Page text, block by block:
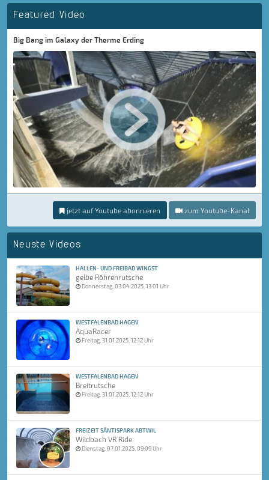
Featured Video
Big Bang im Galaxy der Therme Erding
jetzt auf Youtube abonnieren zum Youtube-Kanal
Neuste Videos
HALLEN- UND FREIBAD WINGST
gelbe Röhrenrutsche
Donnerstag, 03.04.2025, 13:01 Uhr
WESTFALENBAD HAGEN
AquaRacer
Freitag, 31.01.2025, 12:12 Uhr
WESTFALENBAD HAGEN
Breitrutsche
Freitag, 31.01.2025, 12:12 Uhr
FREIZEIT SÄNTISPARK ABTWIL
Wildbach VR Ride
Dienstag, 07.01.2025, 09:09 Uhr